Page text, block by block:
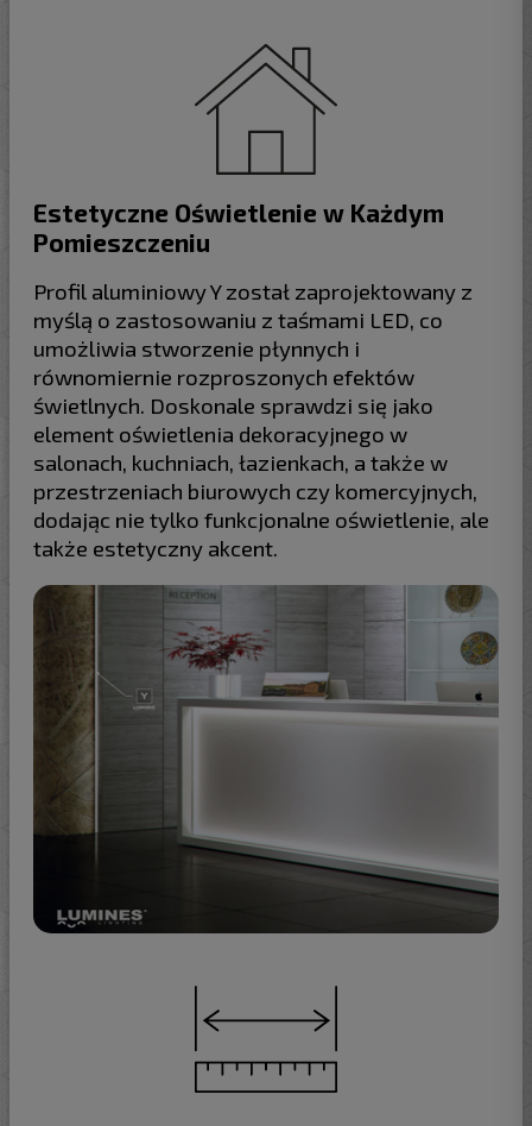
Estetyczne Oświetlenie w Każdym
Pomieszczeniu
Profil aluminiowy Y został zaprojektowany z
myślą o zastosowaniu z taśmami LED, co
umożliwia stworzenie płynnych i
równomiernie rozproszonych efektów
świetlnych. Doskonale sprawdzi się jako
element oświetlenia dekoracyjnego w
salonach, kuchniach, łazienkach, a także w
przestrzeniach biurowych czy komercyjnych,
dodając nie tylko funkcjonalne oświetlenie, ale
także estetyczny akcent.